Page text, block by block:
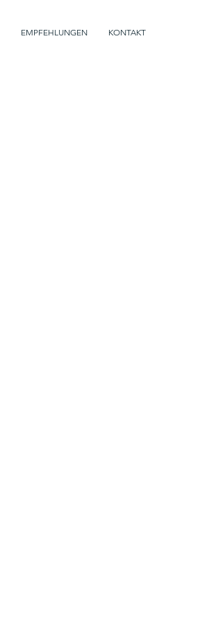
EMPFEHLUNGEN KONTAKT